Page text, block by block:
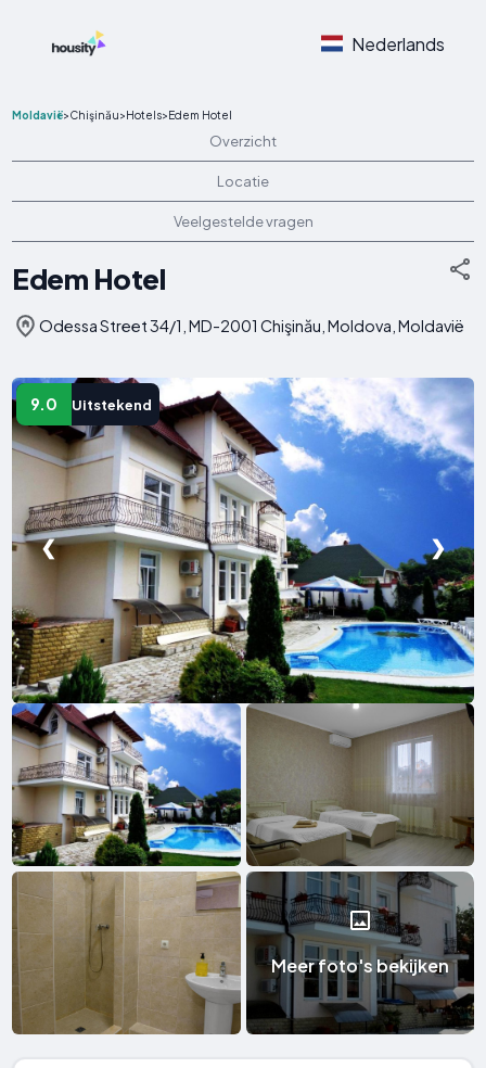
Nederlands
Moldavië>Chişinău>Hotels>Edem Hotel
Overzicht
Locatie
Veelgestelde vragen
Edem Hotel
Odessa Street 34/1, MD-2001 Chişinău, Moldova, Moldavië
9.0 Uitstekend
❮ ❯
Meer foto's bekijken